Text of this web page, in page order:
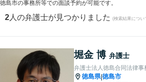
徳島市の事務所等での面談予約が可能です。
2 人の弁護士が見つかりました (検索結果につい
堀金 博 弁護士
弁護士法人徳島合同法律事
徳島県|徳島市